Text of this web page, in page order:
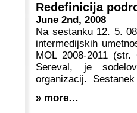
Redefinicija
June 2nd, 2008
Na sestanku 12. 5.
intermedijskih
MOL 2008-2011
Sereval, je
organizacij. Sestanek
» more…